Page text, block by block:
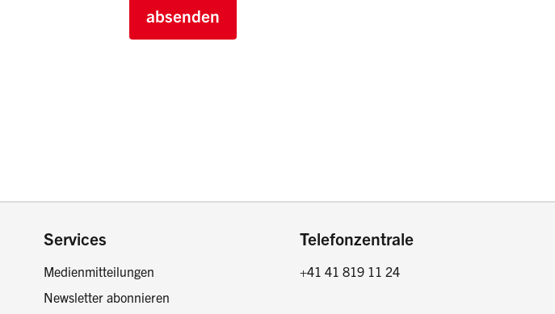
absenden
Footer
Services
Medienmitteilungen
Newsletter abonnieren
Telefonzentrale
+41 41 819 11 24